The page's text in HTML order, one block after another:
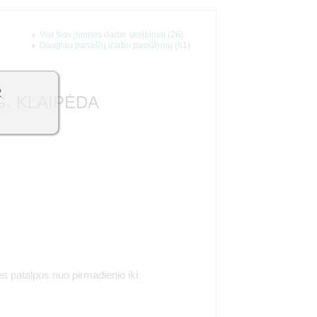
KLAIPĖDA
patalpos nuo pirmadienio iki
Visi šios įmonės darbo skelbimai (26)
Daugiau panašių darbo pasiūlymų (61)